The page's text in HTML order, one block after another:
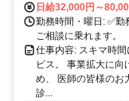
日給32,000円～
勤務時間・曜日: ✅
ご相談に乗れます。
仕事内容: スキマ時
ビス。 事業拡大に向
め、 医師の皆様のお
診...